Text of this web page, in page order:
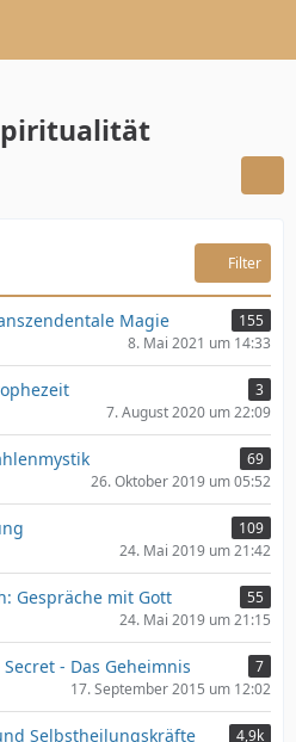
Filter
Magie
155
8. Mai 2021 um 14:33
3
7. August 2020 um 22:09
69
26. Oktober 2019 um 05:52
109
24. Mai 2019 um 21:42
Gespräche mit Gott
55
24. Mai 2019 um 21:15
- Das Geheimnis
7
17. September 2015 um 12:02
Selbstheilungskräfte
4,9k